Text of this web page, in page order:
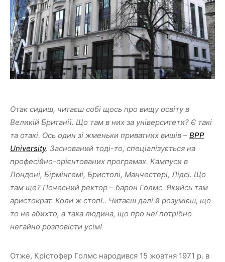
Отак сидиш, читаєш собі щось про вищу освіту в
Великій Британії. Що там в них за університети? Є такі
та отакі. Ось один зі жменьки приватних вишів – BPP
University. Заснований тоді-то, спеціалізується на
професійно-орієнтованих програмах. Кампуси в
Лондоні, Бірмінгемі, Бристолі, Манчестері, Лідсі. Що
там ще? Почесний ректор – барон Голмс. Якийсь там
аристократ. Коли ж стоп!.. Читаєш далі й розумієш, що
то не абихто, а така людина, що про неї потрібно
негайно розповісти усім!
Отже, Крістофер Голмс народився 15 жовтня 1971 р. в